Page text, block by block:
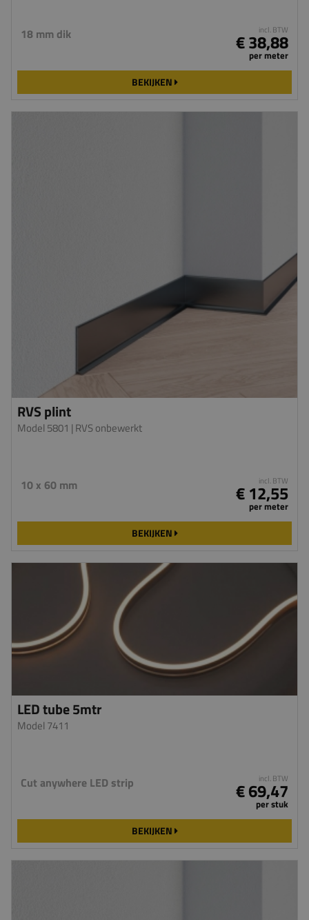
18 mm dik incl. BTW
€ 38,88
per meter
BEKIJKEN
RVS plint
Model 5801 | RVS onbewerkt
10 x 60 mm incl. BTW
€ 12,55
per meter
BEKIJKEN
LED tube 5mtr
Model 7411
Cut anywhere LED strip incl. BTW
€ 69,47
per stuk
BEKIJKEN